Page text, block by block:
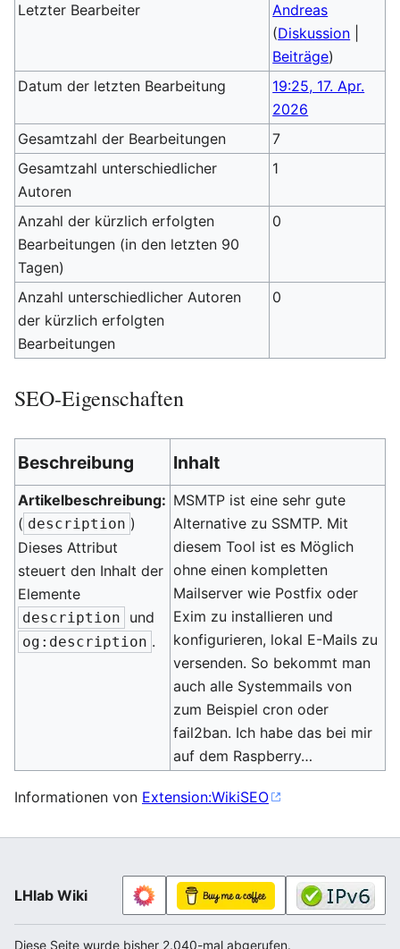
Letzter Bearbeiter
Andreas
(Diskussion
Beiträge)
Datum der letzten Bearbeitung
19:25, 17. Apr.
2026
Gesamtzahl der Bearbeitungen
7
Gesamtzahl unterschiedlicher
Autoren
1
Anzahl der kürzlich erfolgten
Bearbeitungen (in den letzten 90
Tagen)
0
Anzahl unterschiedlicher Autoren
der kürzlich erfolgten
Bearbeitungen
0
SEO-Eigenschaften
Beschreibung Inhalt
Artikelbeschreibung:
( description )
Dieses Attribut
steuert den Inhalt der
Elemente
description und
og:description .
MSMTP ist eine sehr gute
Alternative zu SSMTP. Mit
diesem Tool ist es Möglich
ohne einen kompletten
Mailserver wie Postfix oder
Exim zu installieren und
konfigurieren, lokal E-Mails zu
versenden. So bekommt man
auch alle Systemmails von
zum Beispiel cron oder
fail2ban. Ich habe das bei mir
auf dem Raspberry…
Informationen von Extension:WikiSEO
LHlab Wiki
Diese Seite wurde bisher 2.040-mal abgerufen.